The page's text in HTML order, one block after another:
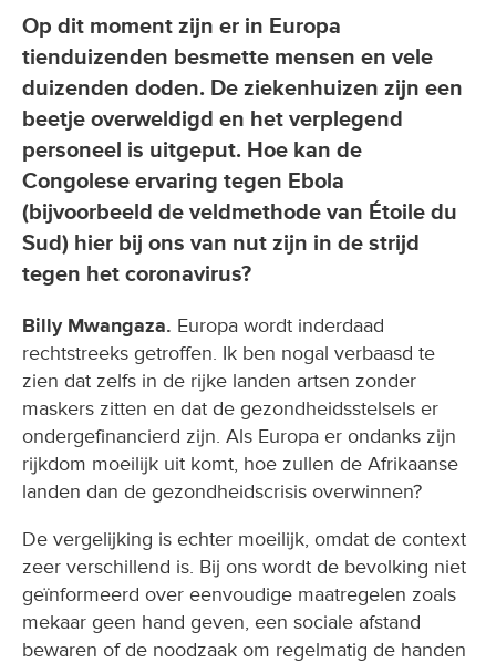
Op dit moment zijn er in Europa
tienduizenden besmette mensen en vele
duizenden doden. De ziekenhuizen zijn een
beetje overweldigd en het verplegend
personeel is uitgeput. Hoe kan de
Congolese ervaring tegen Ebola
(bijvoorbeeld de veldmethode van Étoile du
Sud) hier bij ons van nut zijn in de strijd
tegen het coronavirus?
Billy Mwangaza. Europa wordt inderdaad
rechtstreeks getroffen. Ik ben nogal verbaasd te
zien dat zelfs in de rijke landen artsen zonder
maskers zitten en dat de gezondheidsstelsels er
ondergefinancierd zijn. Als Europa er ondanks zijn
rijkdom moeilijk uit komt, hoe zullen de Afrikaanse
landen dan de gezondheidscrisis overwinnen?
De vergelijking is echter moeilijk, omdat de context
zeer verschillend is. Bij ons wordt de bevolking niet
geïnformeerd over eenvoudige maatregelen zoals
mekaar geen hand geven, een sociale afstand
bewaren of de noodzaak om regelmatig de handen